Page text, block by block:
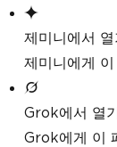
제미니에서 열
제미니에게
Grok에서 열
Grok에게 이